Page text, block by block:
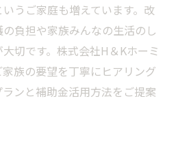
うご家庭も増えています。改
負担や家族みんなの生活のし
切です。株式会社H＆Kホーミ
族の要望を丁寧にヒアリング
ンと補助金活用方法をご提案